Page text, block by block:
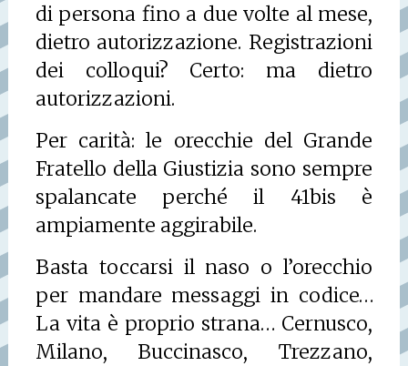
di persona fino a due volte al mese,
dietro autorizzazione. Registrazioni
dei colloqui? Certo: ma dietro
autorizzazioni.
Per carità: le orecchie del Grande
Fratello della Giustizia sono sempre
spalancate perché il 41bis è
ampiamente aggirabile.
Basta toccarsi il naso o l’orecchio
per mandare messaggi in codice…
La vita è proprio strana… Cernusco,
Milano, Buccinasco, Trezzano,